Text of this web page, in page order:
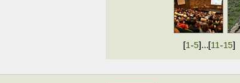
[1 -5]...[11 -15]